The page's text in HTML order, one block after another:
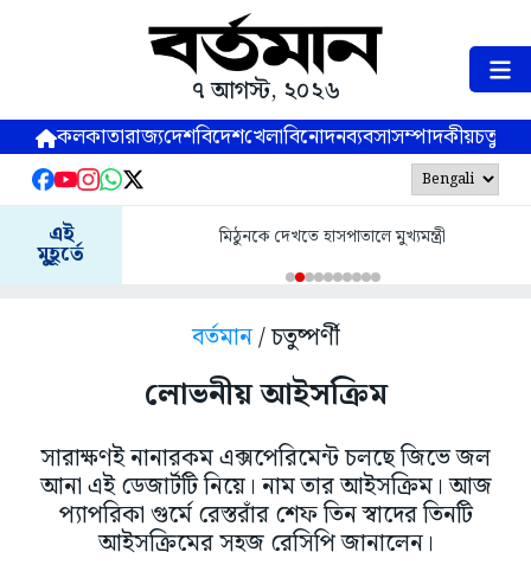
৭ আগস্ট, ২০২৬
কলকাতারাজ্যদেশবিদেশখেলাবিনোদনব্যবসাসম্পাদকীয়
এই
মুহূর্তে
মিঠুনকে দেখতে হাসপাতালে মুখ্যমন্ত্রী
বর্তমান/ চতুষ্পর্ণী
লোভনীয় আইসক্রিম
সারাক্ষণই নানারকম এক্সপেরিমেন্ট চলছে জিভে জল
আনা এই ডেজার্টটি নিয়ে। নাম তার আইসক্রিম। আজ
প্যাপরিকা গুর্মে রেস্তরাঁর শেফ তিন স্বাদের তিনটি
আইসক্রিমের সহজ রেসিপি জানালেন।